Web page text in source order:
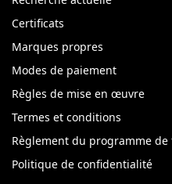
Certificats
Marques propres
Modes de paiement
Règles de mise en œuvre
Termes et conditions
Règlement du programme de
Politique de confidentialité